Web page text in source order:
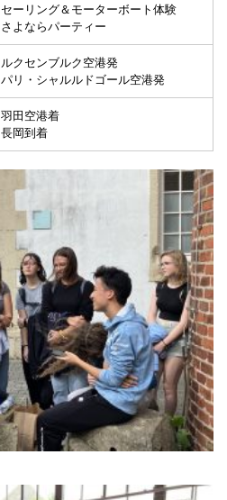
セーリング＆モーターボート体験
さよならパーティー
ルクセンブルク空港発
パリ・シャルルドゴール空港発
羽田空港着
長岡到着